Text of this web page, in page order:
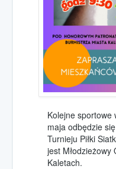
Wpłata online
Wolontariat
w Hospicjum
Wolontariat w
Wolontariat
Wolontariat opiekuńczy
pomóż w opiece nad
Wolontariat akcyjny
Kolejne sportowe
maja odbędzie
Turnieju Piłki
jest Młodzieżowy
Kaletach.